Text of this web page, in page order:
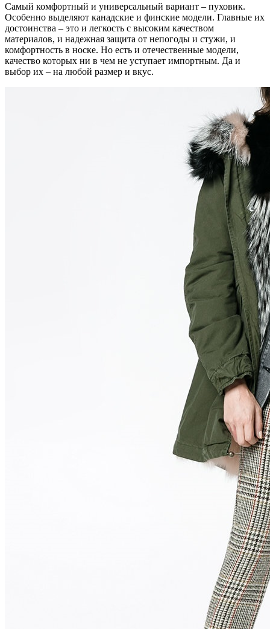
Самый комфортный и универсальный вариант – пуховик.
Особенно выделяют канадские и финские модели. Главные их
достоинства – это и легкость с высоким качеством
материалов, и надежная защита от непогоды и стужи, и
комфортность в носке. Но есть и отечественные модели,
качество которых ни в чем не уступает импортным. Да и
выбор их – на любой размер и вкус.